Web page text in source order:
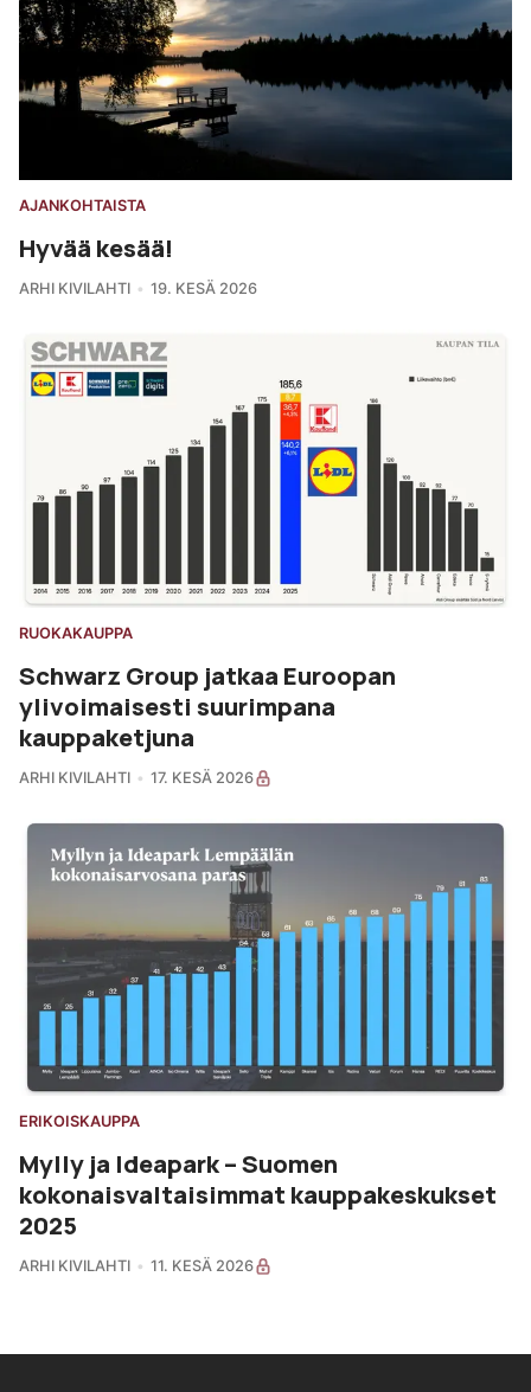
AJANKOHTAISTA
Hyvää kesää!
ARHI KIVILAHTI 19. KESÄ 2026
RUOKAKAUPPA
Schwarz Group jatkaa Euroopan
ylivoimaisesti suurimpana
kauppaketjuna
ARHI KIVILAHTI 17. KESÄ 2026
ERIKOISKAUPPA
Mylly ja Ideapark – Suomen
kokonaisvaltaisimmat kauppakeskukset
2025
ARHI KIVILAHTI 11. KESÄ 2026